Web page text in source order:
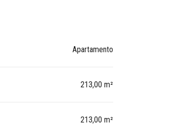
Apartamento
213,00 m²
213,00 m²